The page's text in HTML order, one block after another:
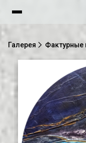
Галерея Фактурные